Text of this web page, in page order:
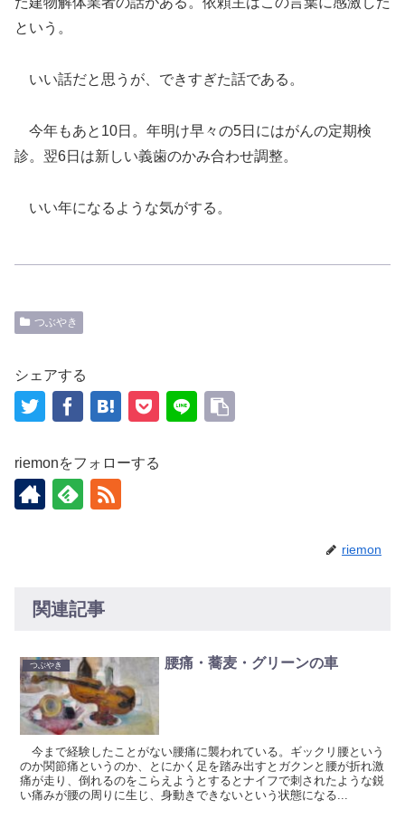
という。
いい話だと思うが、できすぎた話である。
今年もあと10日。年明け早々の5日にはがんの定期検
診。翌6日は新しい義歯のかみ合わせ調整。
いい年になるような気がする。
つぶやき
シェアする
riemonをフォローする
riemon
関連記事
つぶやき 腰痛・蕎麦・グリーンの車
今まで経験したことがない腰痛に襲われている。ギックリ腰という
のか関節痛というのか、とにかく足を踏み出すとガクンと腰が折れ激
痛が走り、倒れるのをこらえようとするとナイフで刺されたような鋭
い痛みが腰の周りに生じ、身動きできないという状態になる...